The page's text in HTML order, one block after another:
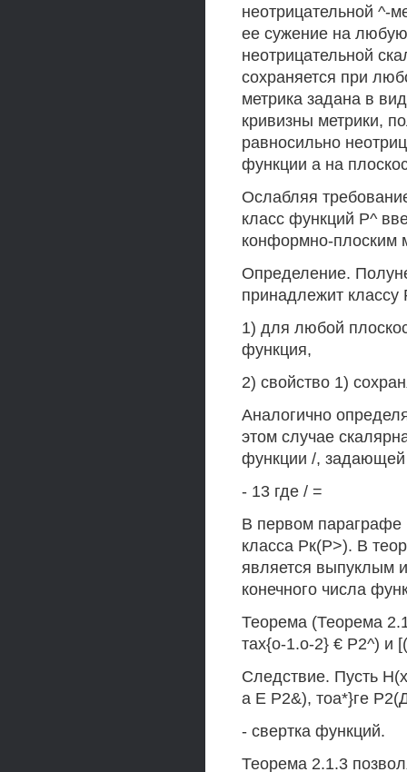
неотрицательной ^-
ее сужение на
неотрицательной
сохраняется при
метрика задана в
кривизны метрики,
равносильно
функции а на
Ослабляя
класс функций Р^
конформно-плоским
Определение.
принадлежит
1) для любой
функция,
2) свойство 1)
Аналогично
этом случае
функции /,
- 13 где / =
В первом параграфе
класса Рк(Р>). В
является выпуклым
конечного числа
Теорема (Теорема
тах{о-1.о-2} € Р2^) и
Следствие. Пусть
а Е Р2&), тоа*}ге
- свертка функций.
Теорема 2.1.3